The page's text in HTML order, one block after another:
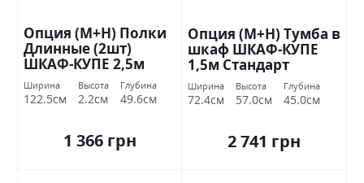
Опция (М+Н) Полки
Длинные (2шт)
ШКАФ-КУПЕ 2,5м
Стандарт
Ширина
122.5см
Высота
2.2см
Глубина
49.6см
1 366 грн
Опция (М+Н) Тумба в
шкаф ШКАФ-КУПЕ
1,5м Стандарт
Ширина
72.4см
Высота
57.0см
Глубина
45.0см
2 741 грн